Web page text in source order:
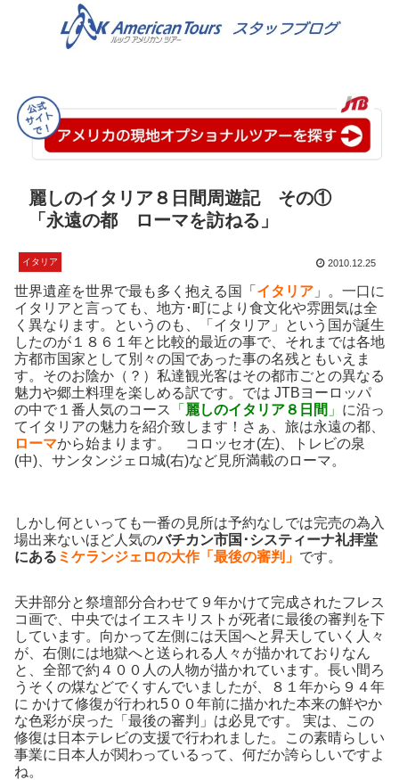
麗しのイタリア８日間周遊記 その①
「永遠の都 ローマを訪ねる」
イタリア 2010.12.25
世界遺産を世界で最も多く抱える国「 イタリア 」。一口に
イタリアと言っても、地方･町により食文化や雰囲気は全
く異なります。というのも、「イタリア」という国が誕生
したのが１８６１年と比較的最近の事で、それまでは各地
方都市国家として別々の国であった事の名残ともいえま
す。そのお陰か（？）私達観光客はその都市ごとの異なる
魅力や郷土料理を楽しめる訳です。では JTBヨーロッパ
の中で１番人気のコース
「 麗しのイタリア８日間 」 に沿っ
てイタリアの魅力を紹介致します！さぁ、旅は永遠の都、
ローマから始まります。 コロッセオ(左)、トレビの泉
(中)、サンタンジェロ城(右)など見所満載のローマ。
しかし何といっても一番の見所は予約なしでは完売の為入
場出来ないほど人気のバチカン市国･システィーナ礼拝堂
にある ミケランジェロの大作「最後の審判」 です。
天井部分と祭壇部分合わせて９年かけて完成されたフレス
コ画で、中央ではイエスキリストが死者に最後の審判を下
しています。向かって左側には天国へと昇天していく人々
が、右側には地獄へと送られる人々が描かれておりなん
と、全部で約４００人の人物が描かれています。長い間ろ
うそくの煤などでくすんでいましたが、８１年から９４年
に かけて修復が行われ5００年前に描かれた本来の鮮やか
な色彩が戻った「最後の審判」は必見です。 実は、この
修復は日本テレビの支援で行われました。この素晴らしい
事業に日本人が関わっているって、何だか誇らしいですよ
ね。